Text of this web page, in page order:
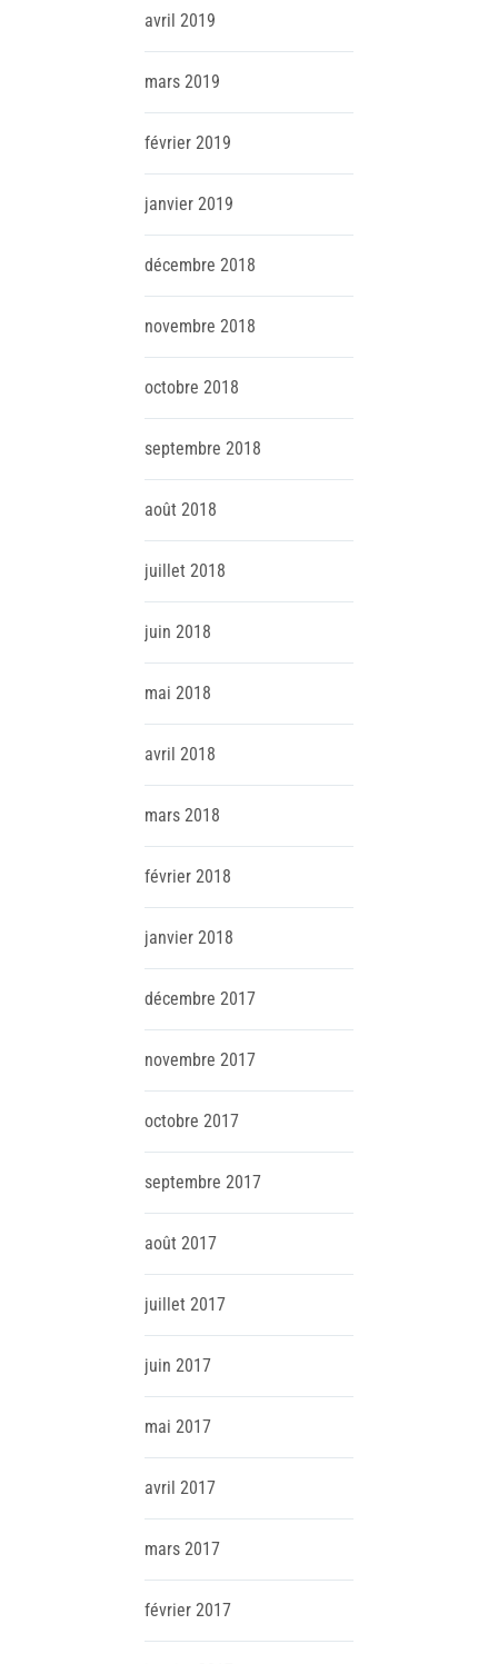
avril 2019
mars 2019
février 2019
janvier 2019
décembre 2018
novembre 2018
octobre 2018
septembre 2018
août 2018
juillet 2018
juin 2018
mai 2018
avril 2018
mars 2018
février 2018
janvier 2018
décembre 2017
novembre 2017
octobre 2017
septembre 2017
août 2017
juillet 2017
juin 2017
mai 2017
avril 2017
mars 2017
février 2017